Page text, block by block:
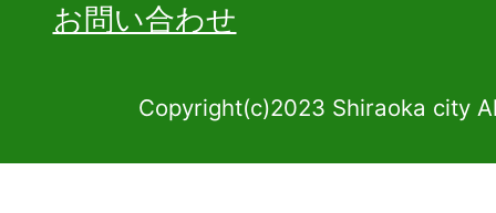
お問い合わせ
Copyright(c)2023 Shiraoka city